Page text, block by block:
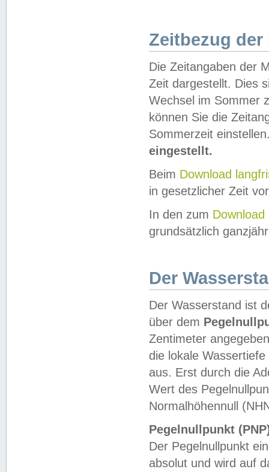
Zeitbezug der
Die Zeitangaben der
Zeit dargestellt. Dies
Wechsel im Sommer
können Sie die
Sommerzeit
eingestellt.
Beim Download
in gesetzlicher Zeit
In den zum Download
grundsätzlich
Der
Der Wasserstand ist
über dem
Zentimeter
die lokale
aus. Erst durch die
Wert des
Normalhöhennull
Pegelnullpunkt
Der Pegelnullpunkt
absolut und wird auf